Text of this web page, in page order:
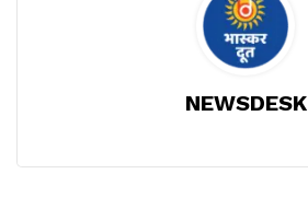
NEWSDESK